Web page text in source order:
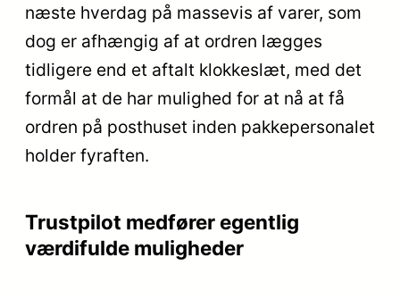
næste hverdag på massevis af varer, som
dog er afhængig af at ordren lægges
tidligere end et aftalt klokkeslæt, med det
formål at de har mulighed for at nå at få
ordren på posthuset inden pakkepersonalet
holder fyraften.
Trustpilot medfører egentlig
værdifulde muligheder